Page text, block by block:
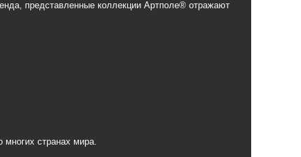
представленные коллекции Артполе® отражают
многих странах мира.